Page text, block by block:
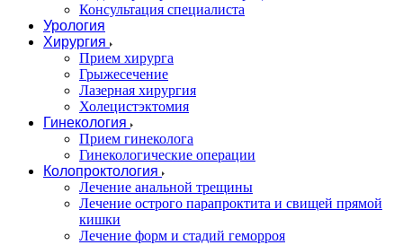
Консультация специалиста
Урология
Хирургия
Прием хирурга
Грыжесечение
Лазерная хирургия
Холецистэктомия
Гинекология
Прием гинеколога
Гинекологические операции
Колопроктология
Лечение анальной трещины
Лечение острого парапроктита и свищей прямой
кишки
Лечение форм и стадий геморроя